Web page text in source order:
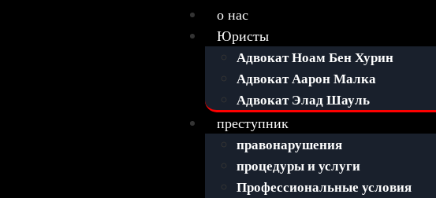
о нас
Юристы
Адвокат Ноам Бен Хурин
Адвокат Аарон Малка
Адвокат Элад Шауль
преступник
правонарушения
процедуры и услуги
Профессиональные условия